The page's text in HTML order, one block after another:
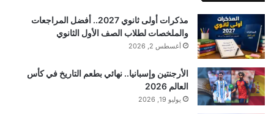
مذكرات أولى ثانوي 2027.. أفضل المراجعات
والملخصات لطلاب الصف الأول الثانوي
أغسطس 2, 2026
الأرجنتين وإسبانيا.. نهائي بطعم التاريخ في كأس
العالم 2026
يوليو 19, 2026